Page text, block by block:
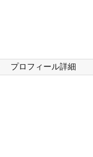
プロフィール詳細